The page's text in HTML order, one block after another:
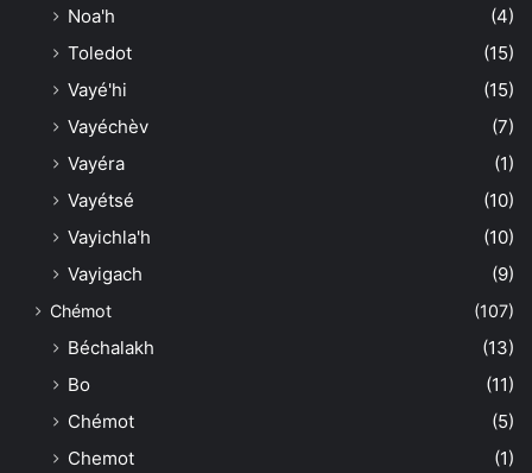
Noa'h
(4)
Toledot
(15)
Vayé'hi
(15)
Vayéchèv
(7)
Vayéra
(1)
Vayétsé
(10)
Vayichla'h
(10)
Vayigach
(9)
Chémot (107)
Béchalakh
(13)
Bo
(11)
Chémot
(5)
Chemot
(1)